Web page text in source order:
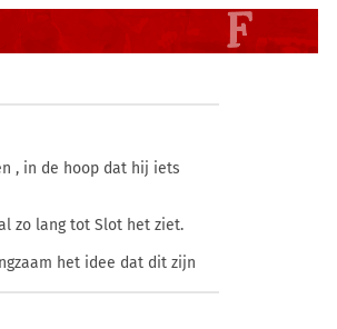
, in de hoop dat hij iets
zo lang tot Slot het ziet.
het idee dat dit zijn